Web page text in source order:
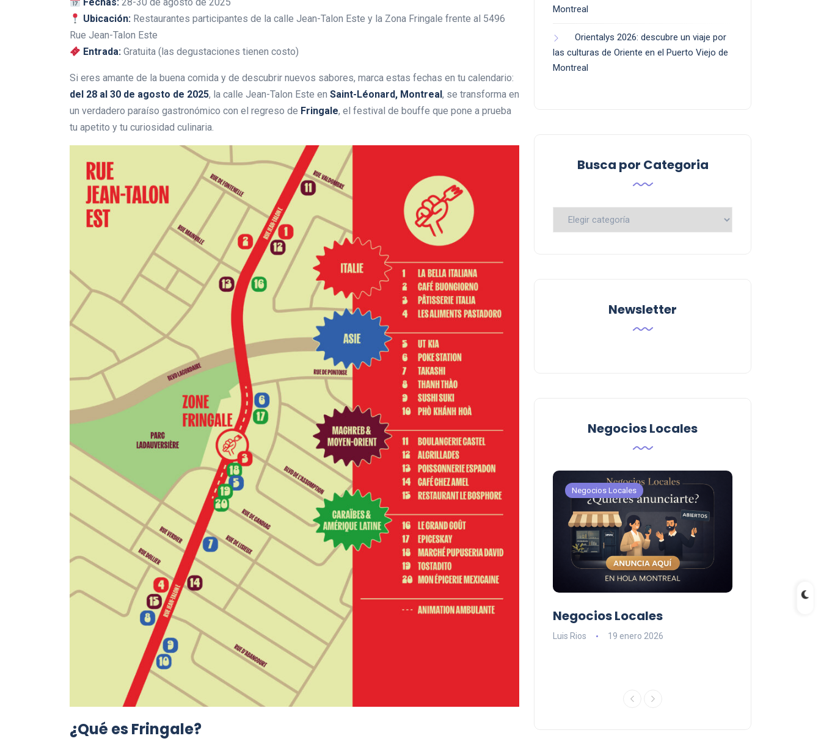
Ubicación: Restaurantes participantes de la calle Jean-Talon Este y la Zona Fringale frente al 5496
Rue Jean-Talon Este
Entrada: Gratuita (las degustaciones tienen costo)
Si eres amante de la buena comida y de descubrir nuevos sabores, marca estas fechas en tu calendario:
del 28 al 30 de agosto de 2025, la calle Jean-Talon Este en Saint-Léonard, Montreal, se transforma en
un verdadero paraíso gastronómico con el regreso de Fringale, el festival de bouffe que pone a prueba
tu apetito y tu curiosidad culinaria.
¿Qué es Fringale?
Montreal
Orientalys 2026: descubre un viaje por
las culturas de Oriente en el Puerto Viejo de
Montreal
Busca por Categoria
Busca
Newsletter
Negocios Locales
Negocios Locales
Lishaam Market: productos
Negocios Locales
Negocios Locales
Luis Rios 19 enero 2026